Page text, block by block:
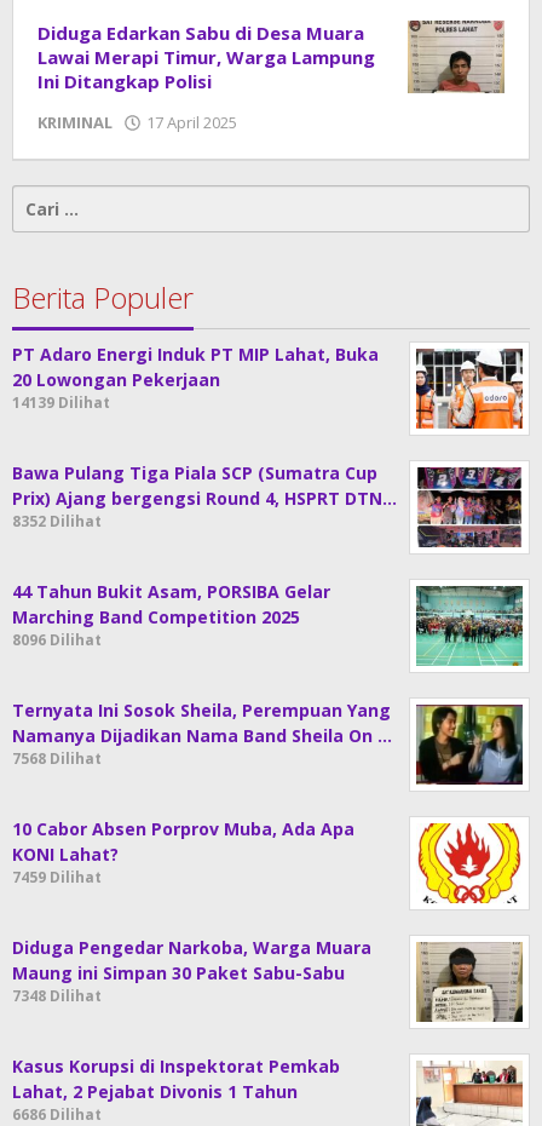
Diduga Edarkan Sabu di Desa Muara
Lawai Merapi Timur, Warga Lampung
Ini Ditangkap Polisi
KRIMINAL 17 April 2025
Cari
untuk:
Berita Populer
PT Adaro Energi Induk PT MIP Lahat, Buka
20 Lowongan Pekerjaan
14139 Dilihat
Bawa Pulang Tiga Piala SCP (Sumatra Cup
Prix) Ajang bergengsi Round 4, HSPRT DTN…
8352 Dilihat
44 Tahun Bukit Asam, PORSIBA Gelar
Marching Band Competition 2025
8096 Dilihat
Ternyata Ini Sosok Sheila, Perempuan Yang
Namanya Dijadikan Nama Band Sheila On …
7568 Dilihat
10 Cabor Absen Porprov Muba, Ada Apa
KONI Lahat?
7459 Dilihat
Diduga Pengedar Narkoba, Warga Muara
Maung ini Simpan 30 Paket Sabu-Sabu
7348 Dilihat
Kasus Korupsi di Inspektorat Pemkab
Lahat, 2 Pejabat Divonis 1 Tahun
6686 Dilihat